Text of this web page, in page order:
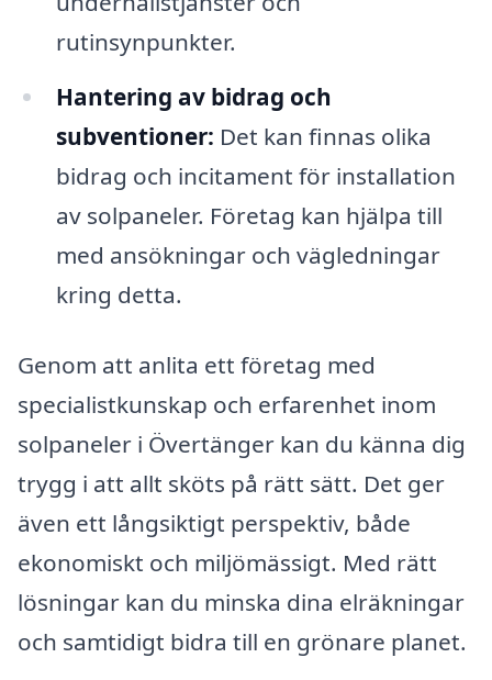
rutinsynpunkter.
Hantering av bidrag och
subventioner: Det kan finnas olika
bidrag och incitament för installation
av solpaneler. Företag kan hjälpa till
med ansökningar och vägledningar
kring detta.
Genom att anlita ett företag med
specialistkunskap och erfarenhet inom
solpaneler i Övertänger kan du känna dig
trygg i att allt sköts på rätt sätt. Det ger
även ett långsiktigt perspektiv, både
ekonomiskt och miljömässigt. Med rätt
lösningar kan du minska dina elräkningar
och samtidigt bidra till en grönare planet.